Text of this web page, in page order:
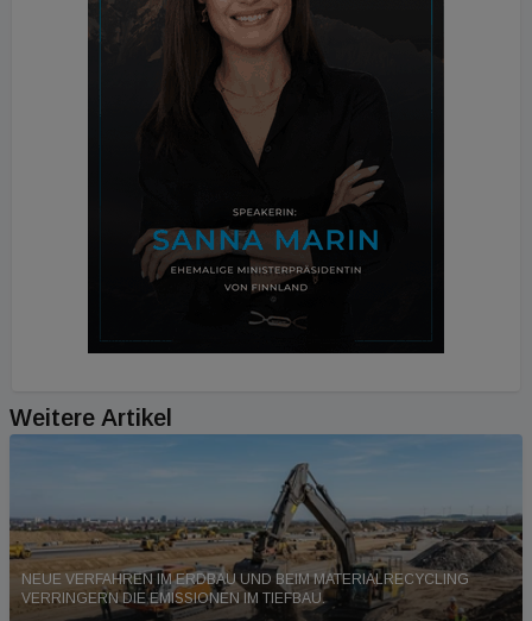
Weitere Artikel
NEUE VERFAHREN IM ERDBAU UND BEIM MATERIALRECYCLING
VERRINGERN DIE EMISSIONEN IM TIEFBAU.